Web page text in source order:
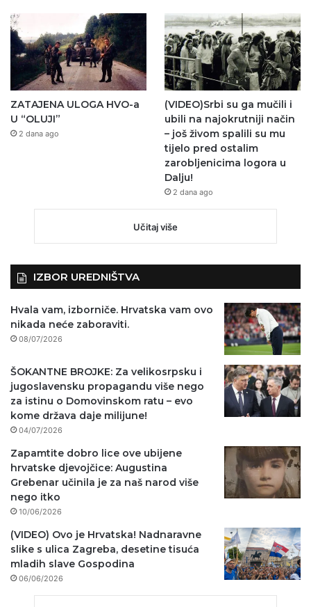
ZATAJENA ULOGA HVO-a
U “OLUJI”
2 dana ago
(VIDEO)Srbi su ga mučili i
ubili na najokrutniji način
– još živom spalili su mu
tijelo pred ostalim
zarobljenicima logora u
Dalju!
2 dana ago
Učitaj više
IZBOR UREDNIŠTVA
Hvala vam, izborniče. Hrvatska vam ovo
nikada neće zaboraviti.
08/07/2026
ŠOKANTNE BROJKE: Za velikosrpsku i
jugoslavensku propagandu više nego
za istinu o Domovinskom ratu – evo
kome država daje milijune!
04/07/2026
Zapamtite dobro lice ove ubijene
hrvatske djevojčice: Augustina
Grebenar učinila je za naš narod više
nego itko
10/06/2026
(VIDEO) Ovo je Hrvatska! Nadnaravne
slike s ulica Zagreba, desetine tisuća
mladih slave Gospodina
06/06/2026